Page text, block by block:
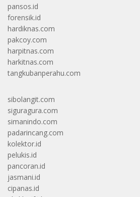
pansos.id
forensik.id
hardiknas.com
pakcoy.com
harpitnas.com
harkitnas.com
tangkubanperahu.com
sibolangit.com
siguragura.com
simanindo.com
padarincang.com
kolektor.id
pelukis.id
pancoran.id
jasmani.id
cipanas.id